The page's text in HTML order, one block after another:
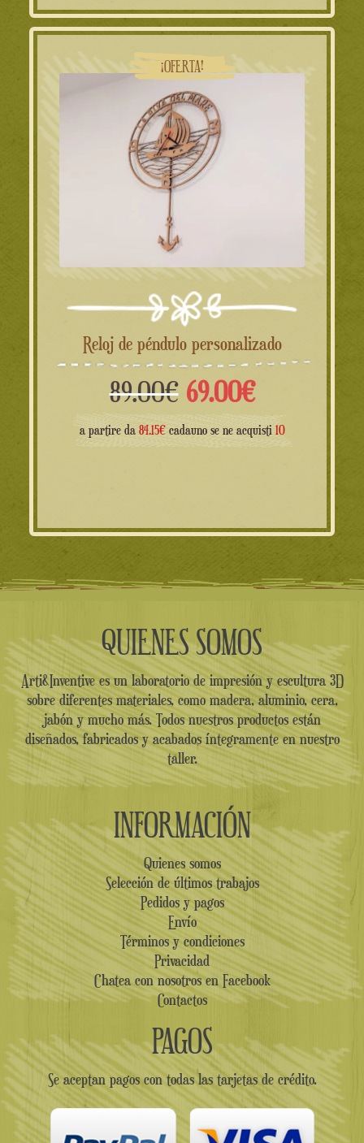
era:
49.00€.
es:
39.00€.
¡OFERTA!
Reloj de péndulo personalizado
89.00€ El
precio
69.00€El
precio
a partire da 84.15€cadauno se ne acquisti 10
QUIENES SOMOS
Arti&Inventive es un laboratorio de impresión y escultura 3D
sobre diferentes materiales, como madera, aluminio, cera,
jabón y mucho más. Todos nuestros productos están
diseñados, fabricados y acabados íntegramente en nuestro
taller.
INFORMACIÓN
Quienes somos
Selección de últimos trabajos
Pedidos y pagos
Envío
Términos y condiciones
Privacidad
Chatea con nosotros en Facebook
Contactos
PAGOS
Se aceptan pagos con todas las tarjetas de crédito.